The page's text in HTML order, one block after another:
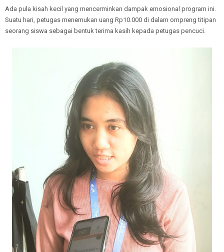
Ada pula kisah kecil yang mencerminkan dampak emosional program ini.
Suatu hari, petugas menemukan uang Rp10.000 di dalam ompreng titipan
seorang siswa sebagai bentuk terima kasih kepada petugas pencuci.